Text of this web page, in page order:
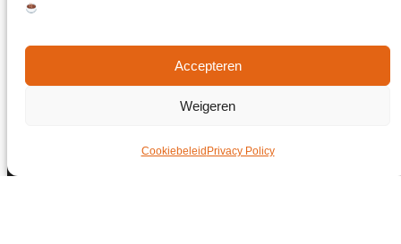
Accepteren
Weigeren
Cookiebeleid Privacy Policy